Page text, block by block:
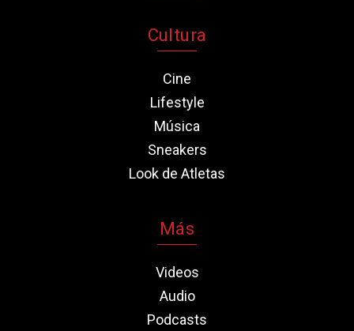
Cultura
Cine
Lifestyle
Música
Sneakers
Look de Atletas
Más
Videos
Audio
Podcasts